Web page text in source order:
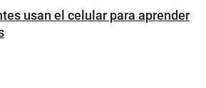
usan el celular para aprender